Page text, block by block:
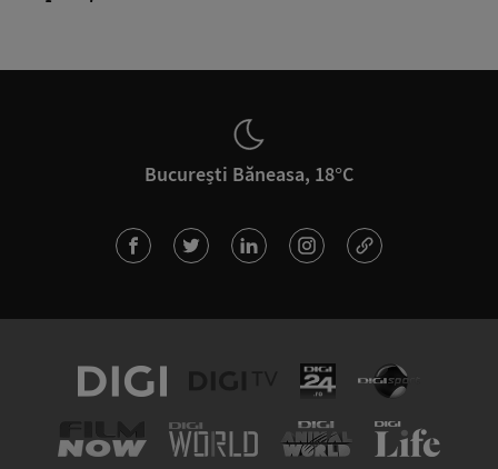
București Băneasa, 18°C